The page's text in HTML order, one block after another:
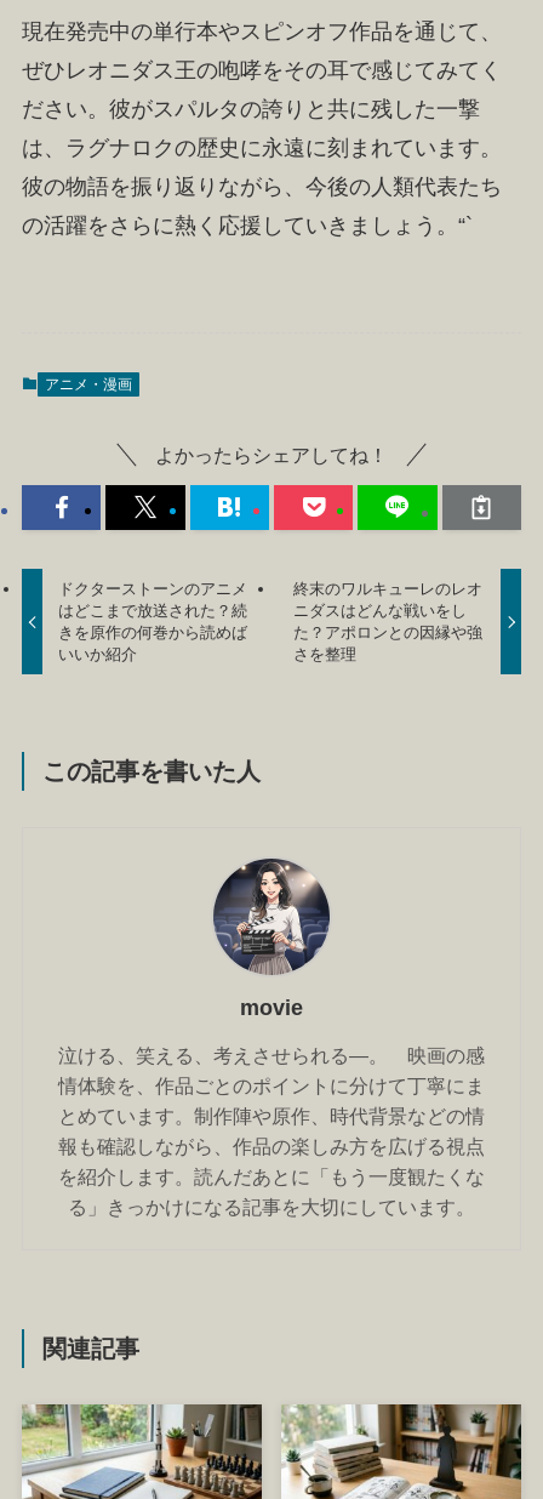
現在発売中の単行本やスピンオフ作品を通じて、
ぜひレオニダス王の咆哮をその耳で感じてみてく
ださい。彼がスパルタの誇りと共に残した一撃
は、ラグナロクの歴史に永遠に刻まれています。
彼の物語を振り返りながら、今後の人類代表たち
の活躍をさらに熱く応援していきましょう。“`
アニメ・漫画
よかったらシェアしてね！
ドクターストーンのアニメ
はどこまで放送された？続
きを原作の何巻から読めば
いいか紹介
終末のワルキューレのレオ
ニダスはどんな戦いをし
た？アポロンとの因縁や強
さを整理
この記事を書いた人
movie
泣ける、笑える、考えさせられる―。 映画の感
情体験を、作品ごとのポイントに分けて丁寧にま
とめています。制作陣や原作、時代背景などの情
報も確認しながら、作品の楽しみ方を広げる視点
を紹介します。読んだあとに「もう一度観たくな
る」きっかけになる記事を大切にしています。
関連記事